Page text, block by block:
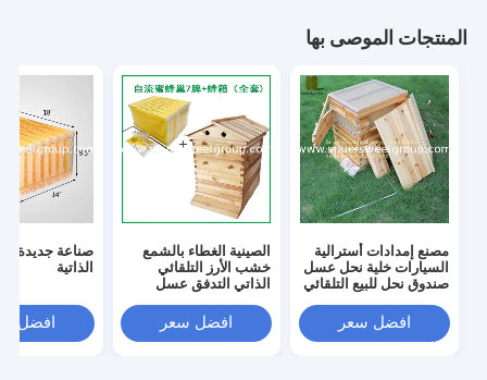
المنتجات الموصى بها
مصنع إمدادات أسترالية
السيارات خلية نحل عسل
صندوق نحل للبيع التلقائي
افضل سعر
الصينية الغطاء بالشمع
خشب الأرز التلقائي
الذاتي التدفق عسل
إطارات تلقائية تربية
النحل معدات تربية النحل
افضل سعر
صناعة جديدة
الذاتية
افضل